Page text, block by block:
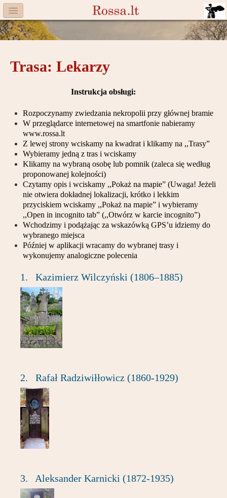
Menu
Facebook
Komitet
Moneta
Cegiełki
Rossa
Trasy
Darczyńcy
Partnerzy
Kontakt
Trasa: Lekarzy
Instrukcja obsługi:
Rozpoczynamy zwiedzania nekropolii przy głównej bramie
W przeglądarce internetowej na smartfonie nabieramy
www.rossa.lt
Z lewej strony wciskamy na kwadrat i klikamy na ,,Trasy”
Wybieramy jedną z tras i wciskamy
Klikamy na wybraną osobę lub pomnik (zaleca się według
proponowanej kolejności)
Czytamy opis i wciskamy ,,Pokaż na mapie” (Uwaga! Jeżeli
nie otwiera dokładnej lokalizacji, krótko i lekkim
przyciskiem wciskamy ,,Pokaż na mapie” i wybieramy
,,Open in incognito tab” (,,Otwórz w karcie incognito”)
Wchodzimy i podążając za wskazówką GPS’u idziemy do
wybranego miejsca
Później w aplikacji wracamy do wybranej trasy i
wykonujemy analogiczne polecenia
1. Kazimierz Wilczyński (1806–1885)
2. Rafał Radziwiłłowicz (1860-1929)
3. Aleksander Karnicki (1872-1935)